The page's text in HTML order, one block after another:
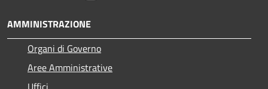
AMMINISTRAZIONE
Organi di Governo
Aree Amministrative